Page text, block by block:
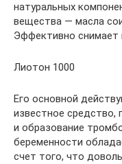
натуральных
вещества — масла
Эффективно снимает
Лиотон 1000
Его основной
известное средство,
и образование
беременности
счет того, что